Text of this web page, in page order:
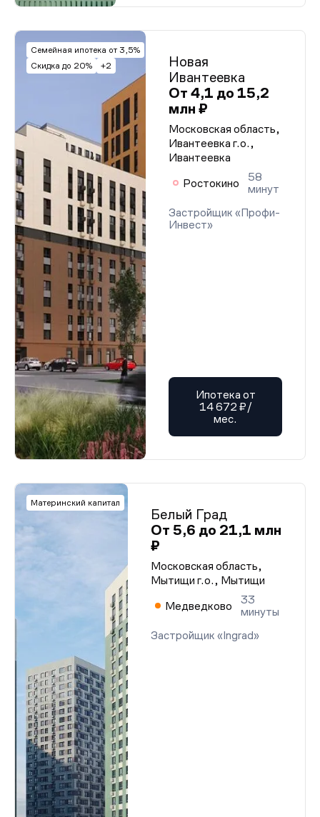
Семейная ипотека от 3,5%
Скидка до 20%
+2
Новая
Ивантеевка
От 4,1 до 15,2
млн ₽
Московская область,
Ивантеевка г.о.,
Ивантеевка
Ростокино
58
минут
Застройщик «Профи-
Инвест»
Ипотека от
14 672 ₽/
мес.
Материнский капитал
Белый Град
От 5,6 до 21,1 млн
₽
Московская область,
Мытищи г.о., Мытищи
Медведково
33
минуты
Застройщик «Ingrad»